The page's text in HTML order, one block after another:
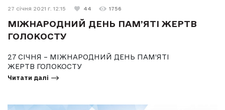
27 січня 2021 г. 12:15 44 1756
МІЖНАРОДНИЙ ДЕНЬ ПАМ’ЯТІ ЖЕРТВ
ГОЛОКОСТУ
27 СІЧНЯ – МІЖНАРОДНИЙ ДЕНЬ ПАМ’ЯТІ
ЖЕРТВ ГОЛОКОСТУ
Читати далі